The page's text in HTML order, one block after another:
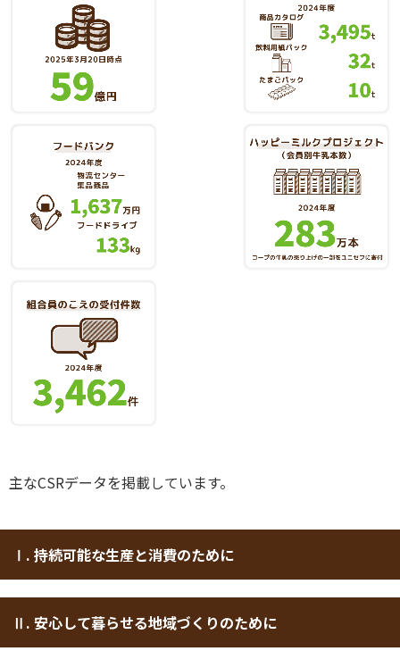
主なCSRデータを掲載しています。
Ⅰ. 持続可能な生産と消費のために
Ⅱ. 安心して暮らせる地域づくりのために